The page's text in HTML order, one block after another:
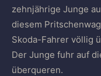
zehnjährige Junge
diesem
Skoda-Fahrer völlig
Der Junge fuhr auf
überqueren.